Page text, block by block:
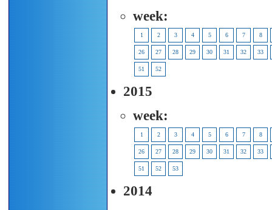
week:
1 2 3 4 5 6 7 8
26 27 28 29 30 31 32 33
51 52
2015
week:
1 2 3 4 5 6 7 8
26 27 28 29 30 31 32 33
51 52 53
2014